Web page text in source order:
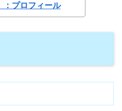
：プロフィール